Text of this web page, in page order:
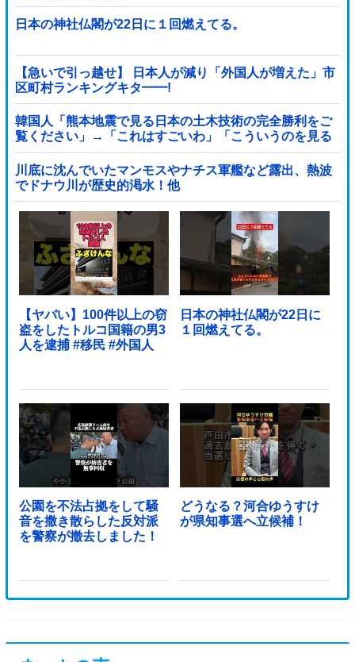
日本の神社仏閣が22日に１回燃えてる。
【急いで引っ越せ】 日本人が減り「外国人が増えた」市
区町村ランキングキタ━━!
韓国人「熊本地震で見る日本の土木技術の完全勝利をご
覧ください」→「これはすごいわ」「こういうのを見る
と日本人は何か適当に作る感じがしない・...
川底に沈んでいたマンモスやナチス軍艦など露出、熱波
でドナウ川が歴史的渇水！他
【ヤバい】100件以上の窃
盗をしたトルコ国籍の男3
人を逮捕 #移民 #外国人
日本の神社仏閣が22日に
１回燃えてる。
公園を不法占拠をして騒
音を撒き散らした反対派
を警察が撤去しました！
どうなる？河合ゆうすけ
が県知事選へ立候補！